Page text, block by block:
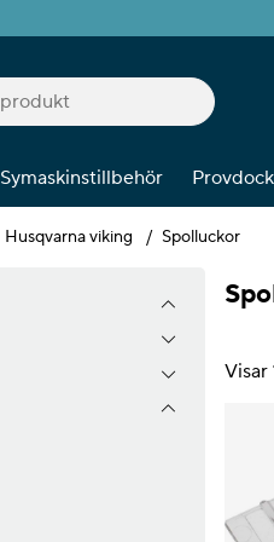
Symaskinstillbehör
Husqvarna viking Spolluckor
Visar